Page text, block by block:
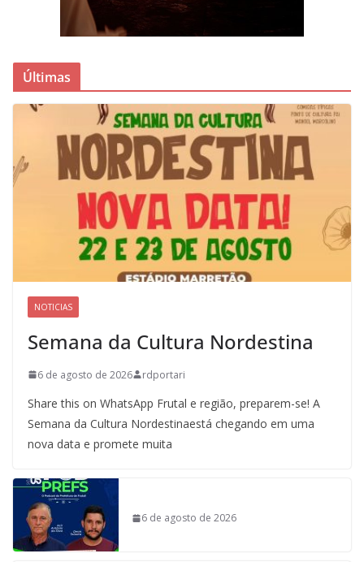
Últimas
NOTICIAS
Semana da Cultura Nordestina
6 de agosto de 2026 rdportari
Share this on WhatsApp Frutal e região, preparem-se! A
Semana da Cultura Nordestinaestá chegando em uma
nova data e promete muita
6 de agosto de 2026